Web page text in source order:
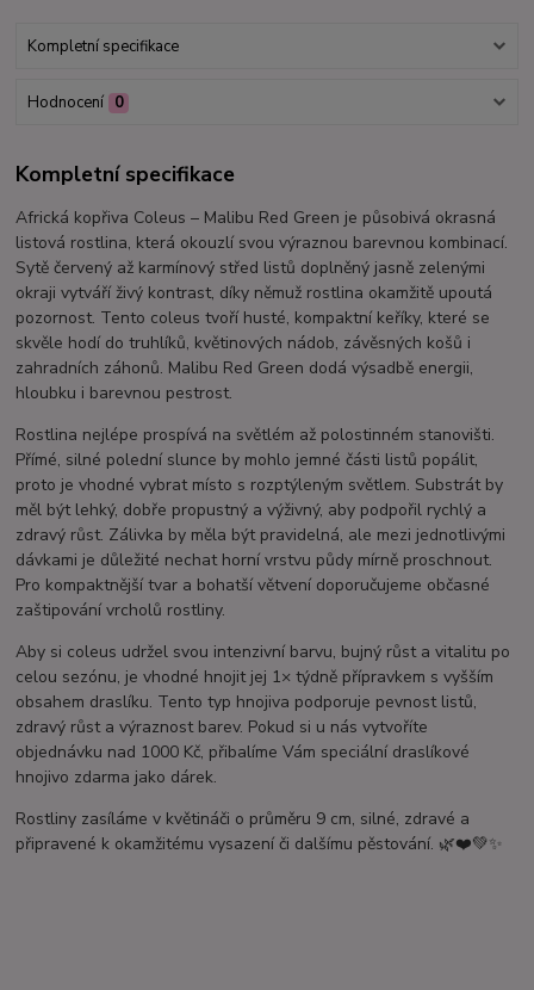
Kompletní specifikace
Hodnocení 0
Kompletní specifikace
Africká kopřiva Coleus – Malibu Red Green je působivá okrasná
listová rostlina, která okouzlí svou výraznou barevnou kombinací.
Sytě červený až karmínový střed listů doplněný jasně zelenými
okraji vytváří živý kontrast, díky němuž rostlina okamžitě upoutá
pozornost. Tento coleus tvoří husté, kompaktní keříky, které se
skvěle hodí do truhlíků, květinových nádob, závěsných košů i
zahradních záhonů. Malibu Red Green dodá výsadbě energii,
hloubku i barevnou pestrost.
Rostlina nejlépe prospívá na světlém až polostinném stanovišti.
Přímé, silné polední slunce by mohlo jemné části listů popálit,
proto je vhodné vybrat místo s rozptýleným světlem. Substrát by
měl být lehký, dobře propustný a výživný, aby podpořil rychlý a
zdravý růst. Zálivka by měla být pravidelná, ale mezi jednotlivými
dávkami je důležité nechat horní vrstvu půdy mírně proschnout.
Pro kompaktnější tvar a bohatší větvení doporučujeme občasné
zaštipování vrcholů rostliny.
Aby si coleus udržel svou intenzivní barvu, bujný růst a vitalitu po
celou sezónu, je vhodné hnojit jej 1× týdně přípravkem s vyšším
obsahem draslíku. Tento typ hnojiva podporuje pevnost listů,
zdravý růst a výraznost barev. Pokud si u nás vytvoříte
objednávku nad 1000 Kč, přibalíme Vám speciální draslíkové
hnojivo zdarma jako dárek.
Rostliny zasíláme v květináči o průměru 9 cm, silné, zdravé a
připravené k okamžitému vysazení či dalšímu pěstování. 🌿❤️💚✨